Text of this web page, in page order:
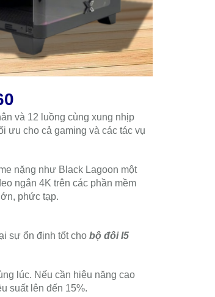
và 12 luồng cùng xung nhịp
ưu cho cả gaming và các tác vụ
nặng như Black Lagoon một
ngắn 4K trên các phần mềm
phức tạp.
sự ổn định tốt cho bộ đôi I5
lúc. Nếu cần hiệu năng cao
suất lên đến 15%.